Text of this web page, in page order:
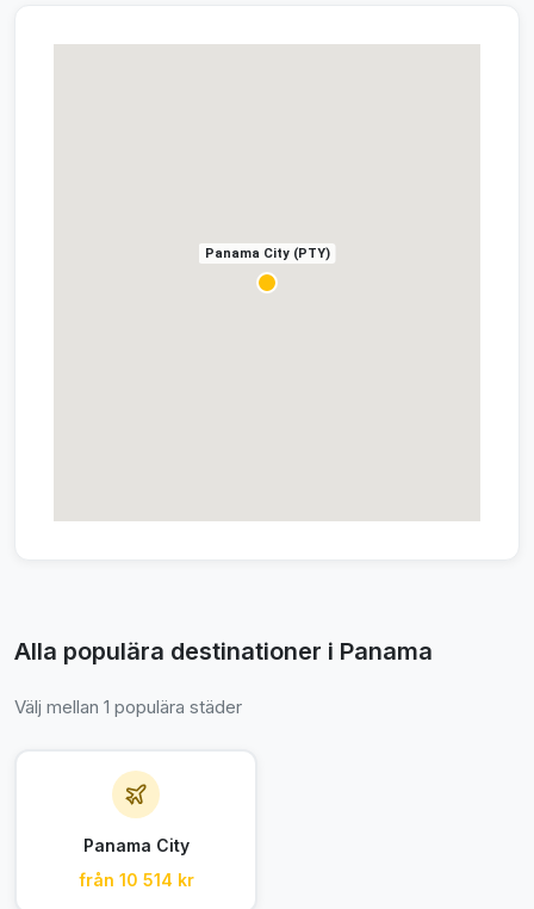
Panama City (PTY)
Alla populära destinationer i Panama
Välj mellan 1 populära städer
Panama City
från 10 514 kr